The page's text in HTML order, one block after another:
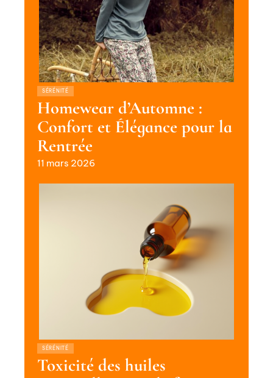
SÉRÉNITÉ
Homewear d’Automne :
Confort et Élégance pour la
Rentrée
11 mars 2026
SÉRÉNITÉ
Toxicité des huiles